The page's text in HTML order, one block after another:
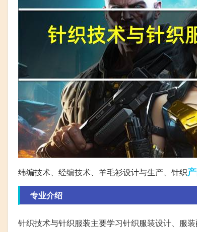
纬编技术、经编技术、羊毛衫设计与生产、针织
专业介绍
针织技术与针织服装主要学习针织服装设计、服